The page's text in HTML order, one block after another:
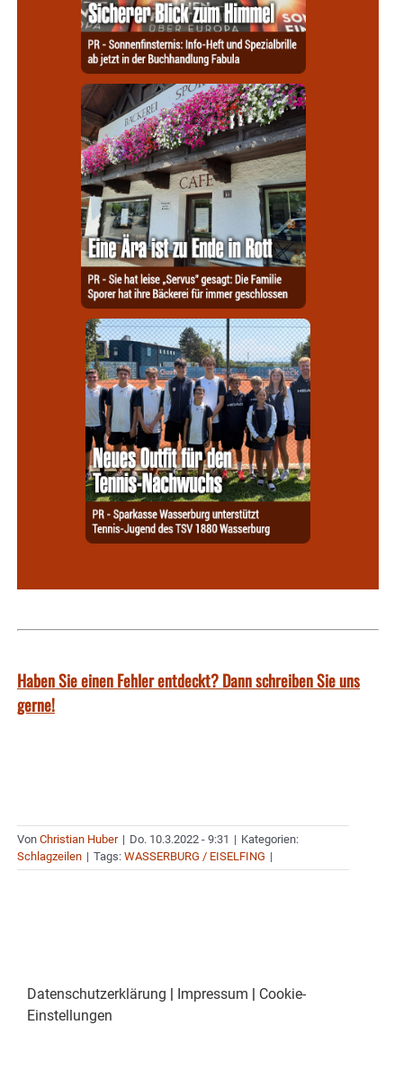
Haben Sie einen Fehler entdeckt? Dann schreiben Sie uns
gerne!
Von Christian Huber | Do. 10.3.2022 - 9:31 | Kategorien:
Schlagzeilen | Tags: WASSERBURG / EISELFING |
Datenschutzerklärung | Impressum | Cookie-
Einstellungen